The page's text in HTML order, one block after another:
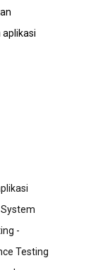
-
Testing